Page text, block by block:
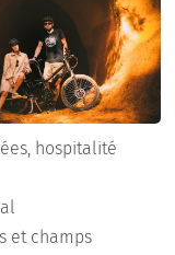
chez les
hospitalité
et champs